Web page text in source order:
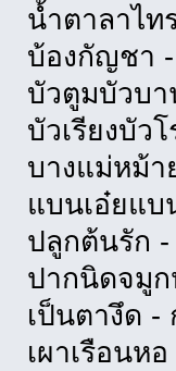
น้ำตาลาไทร
บ้องกัญชา -
บัวตูมบัวบาน
บัวเรียงบัวโ
บางแม่หม้าย
แบนเอ๋ยแบน
ปลูกต้นรัก -
ปากนิดจมูกห
เป็นตางึด -
เผาเรือนหอ